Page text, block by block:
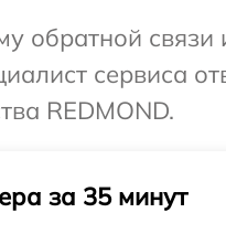
обратной связи
сервиса
REDMOND.
за 35 минут